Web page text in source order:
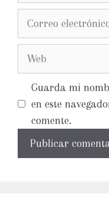
Guarda mi
en este
comente.